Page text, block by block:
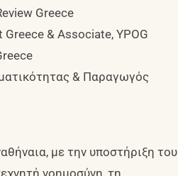
Greece
& Associate, YPOG
& Παραγωγός
με την υποστήριξη του
νοημοσύνη, τη